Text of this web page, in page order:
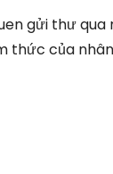
gửi thư qua
thức của nhân